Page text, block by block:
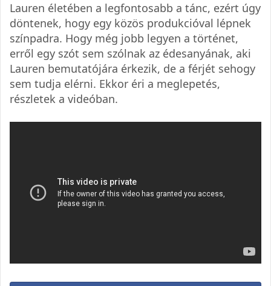
Lauren életében a legfontosabb a tánc, ezért úgy
döntenek, hogy egy közös produkcióval lépnek
színpadra. Hogy még jobb legyen a történet,
erről egy szót sem szólnak az édesanyának, aki
Lauren bemutatójára érkezik, de a férjét sehogy
sem tudja elérni. Ekkor éri a meglepetés,
részletek a videóban.